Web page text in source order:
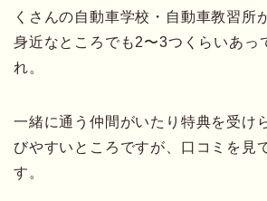
くさんの自動車学校・自動車教習所
身近なところでも2〜3つくらいあっ
れ。
一緒に通う仲間がいたり特典を受け
びやすいところですが、口コミを見
す。